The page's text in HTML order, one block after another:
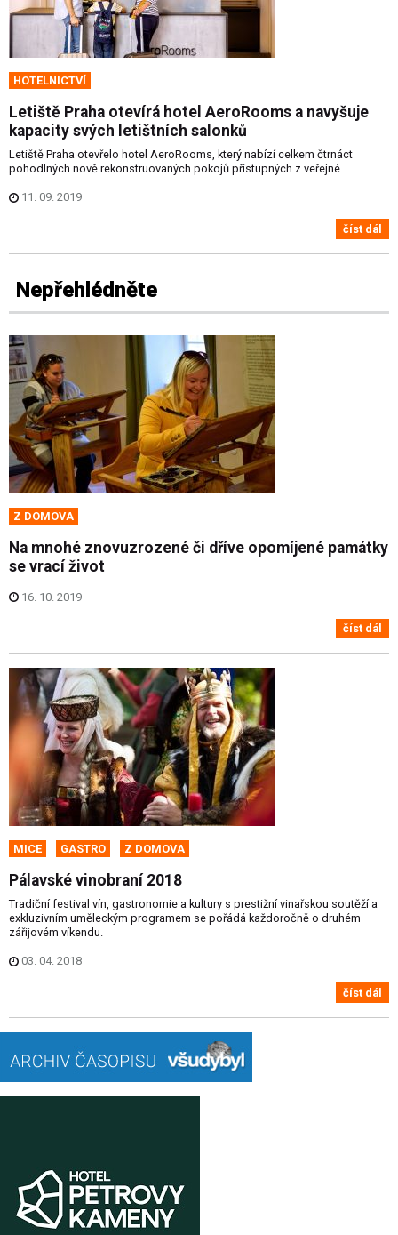
HOTELNICTVÍ
Letiště Praha otevírá hotel AeroRooms a navyšuje
kapacity svých letištních salonků
Letiště Praha otevřelo hotel AeroRooms, který nabízí celkem čtrnáct
pohodlných nově rekonstruovaných pokojů přístupných z veřejné...
11. 09. 2019
číst dál
Nepřehlédněte
Z DOMOVA
Na mnohé znovuzrozené či dříve opomíjené památky
se vrací život
16. 10. 2019
číst dál
MICE GASTRO Z DOMOVA
Pálavské vinobraní 2018
Tradiční festival vín, gastronomie a kultury s prestižní vinařskou soutěží a
exkluzivním uměleckým programem se pořádá každoročně o druhém
zářijovém víkendu.
03. 04. 2018
číst dál